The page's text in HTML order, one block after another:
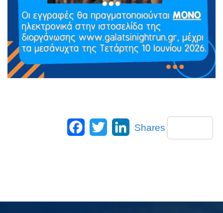
Facebook
Twitter LinkedIn
Shares